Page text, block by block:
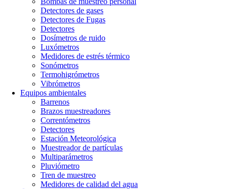
Detectores de gases
Detectores de Fugas
Detectores
Dosímetros de ruido
Luxómetros
Medidores de estrés térmico
Sonómetros
Termohigrómetros
Vibrómetros
Equipos ambientales
Barrenos
Brazos muestreadores
Correntómetros
Detectores
Estación Meteorológica
Muestreador de partículas
Multiparámetros
Pluviómetro
Tren de muestreo
Medidores de calidad del agua